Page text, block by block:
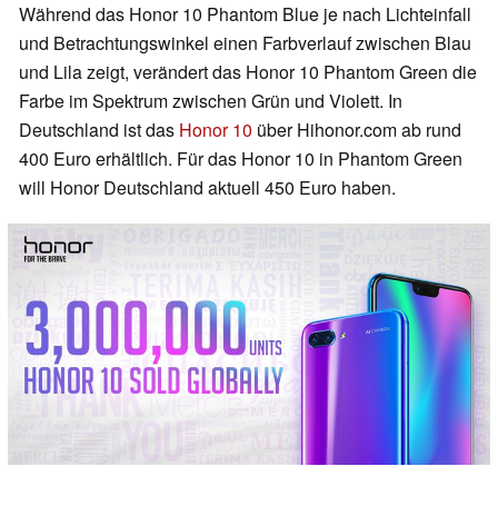
Während das Honor 10 Phantom Blue je nach Lichteinfall
und Betrachtungswinkel einen Farbverlauf zwischen Blau
und Lila zeigt, verändert das Honor 10 Phantom Green die
Farbe im Spektrum zwischen Grün und Violett. In
Deutschland ist das Honor 10 über Hihonor.com ab rund
400 Euro erhältlich. Für das Honor 10 in Phantom Green
will Honor Deutschland aktuell 450 Euro haben.